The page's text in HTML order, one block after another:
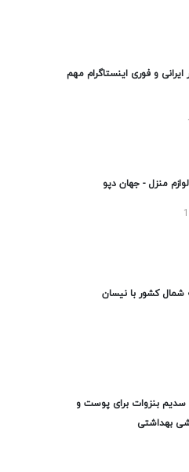
و فوری اینستاگرام مهم
منزل - جهان دپو
شمال کشور با نیسان
بنزوات برای پوست و
بهداشتی